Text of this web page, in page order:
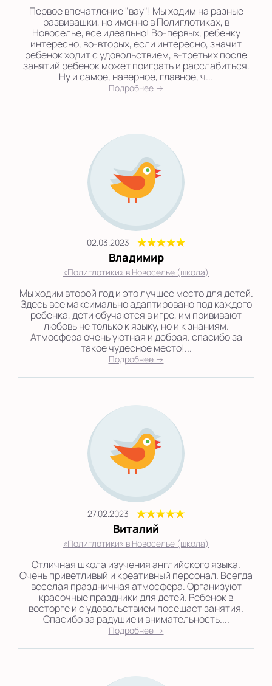
Первое впечатление "вау"! Мы ходим на разные
развивашки, но именно в Полиглотиках, в
Новоселье, все идеально! Во-первых, ребенку
интересно, во-вторых, если интересно, значит
ребенок ходит с удовольствием, в-третьих после
занятий ребенок может поиграть и расслабиться.
Ну и самое, наверное, главное, ч...
Подробнее →
02.03.2023
Владимир
«Полиглотики» в Новоселье (школа)
Мы ходим второй год и это лучшее место для детей.
Здесь все максимально адаптировано под каждого
ребенка, дети обучаются в игре, им прививают
любовь не только к языку, но и к знаниям.
Атмосфера очень уютная и добрая. спасибо за
такое чудесное место!...
Подробнее →
27.02.2023
Виталий
«Полиглотики» в Новоселье (школа)
Отличная школа изучения английского языка.
Очень приветливый и креативный персонал. Всегда
веселая праздничная атмосфера. Организуют
красочные праздники для детей. Ребенок в
восторге и с удовольствием посещает занятия.
Спасибо за радушие и внимательность....
Подробнее →